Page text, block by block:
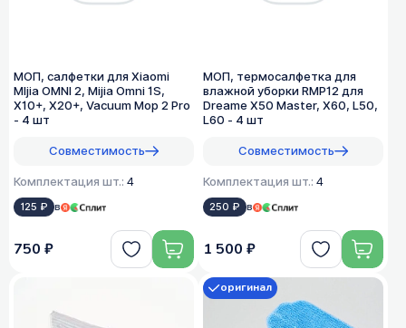
МОП, салфетки для Xiaomi
MIjia OMNI 2, Mijia Omni 1S,
X10+, X20+, Vacuum Mop 2 Pro
- 4 шт
Совместимость
Комплектация шт.: 4
125 ₽ в
750 ₽
МОП, термосалфетка для
влажной уборки RMP12 для
Dreame X50 Master, X60, L50,
L60 - 4 шт
Совместимость
Комплектация шт.: 4
250 ₽ в
1 500 ₽
оригинал